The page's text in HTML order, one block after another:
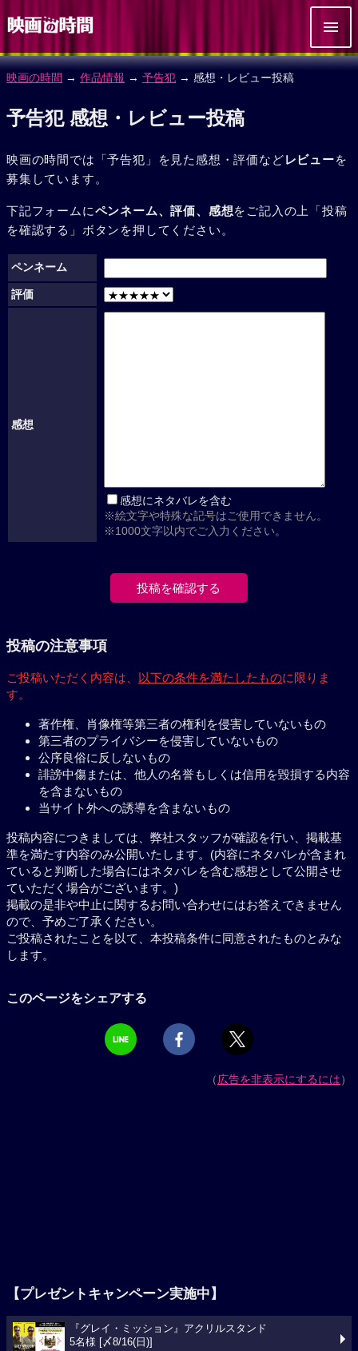
映画の時間 → 作品情報 → 予告犯 → 感想・レビュー投稿
予告犯 感想・レビュー投稿
映画の時間では「予告犯」を見た感想・評価などレビューを
募集しています。
下記フォームにペンネーム、評価、感想をご記入の上「投稿
を確認する」ボタンを押してください。
ペンネーム
評価
感想
感想にネタバレを含む
※絵文字や特殊な記号はご使用できません。
※1000文字以内でご入力ください。
投稿の注意事項
ご投稿いただく内容は、 以下の条件を満たしたものに限りま
す。
著作権、肖像権等第三者の権利を侵害していないもの
第三者のプライバシーを侵害していないもの
公序良俗に反しないもの
誹謗中傷または、他人の名誉もしくは信用を毀損する内容
を含まないもの
当サイト外への誘導を含まないもの
投稿内容につきましては、弊社スタッフが確認を行い、掲載基
準を満たす内容のみ公開いたします。(内容にネタバレが含まれ
ていると判断した場合にはネタバレを含む感想として公開させ
ていただく場合がございます。)
掲載の是非や中止に関するお問い合わせにはお答えできません
ので、予めご了承ください。
ご投稿されたことを以て、本投稿条件に同意されたものとみな
します。
このページをシェアする
（広告を非表示にするには）
【プレゼントキャンペーン実施中】
『グレイ・ミッション』アクリルスタンド
5名様 [〆8/16(日)]